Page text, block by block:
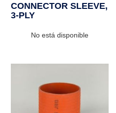
CONNECTOR SLEEVE,
3-PLY
No está disponible